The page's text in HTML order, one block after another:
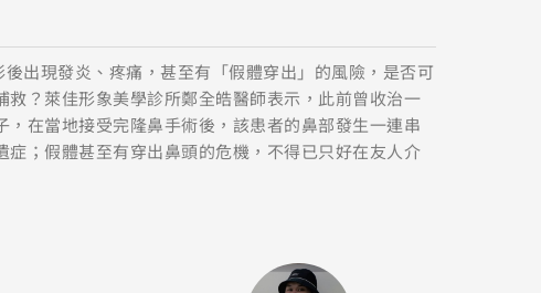
出現發炎、疼痛，甚至有「假體穿出」的風險，是否可
救？萊佳形象美學診所鄭全皓醫師表示，此前曾收治一
，在當地接受完隆鼻手術後，該患者的鼻部發生一連串
症；假體甚至有穿出鼻頭的危機，不得已只好在友人介